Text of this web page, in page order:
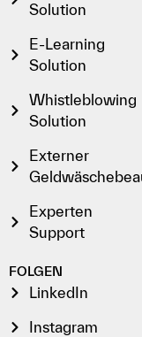
Solution
E-Learning
Solution
Whistleblowing
Solution
Externer
Experten
Support
FOLGEN
LinkedIn
Instagram